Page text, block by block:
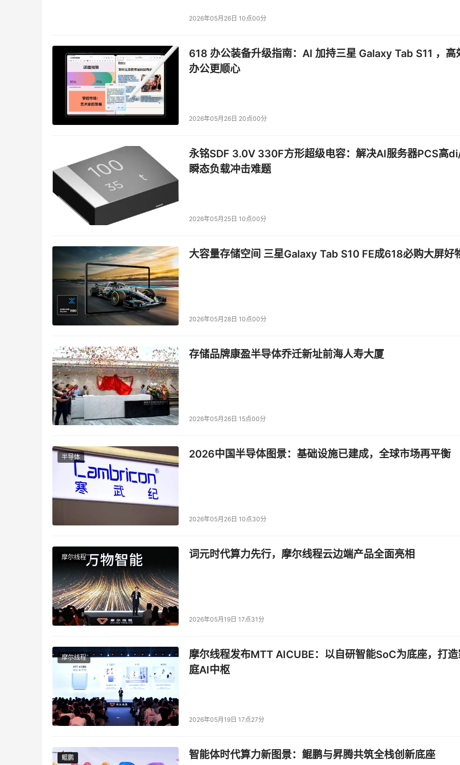
马斯克看上的AI新风向
AI编程正在推动一场深刻的软件开发范式革命。它的未来是更自主、更协同、更懂上下文的，其影响将超越程序员
体，向“平民化”发展。
巨大的市场潜力与明确的付费意愿
：AI编程被广泛认为是当前人工智能领域最有用、用户最愿意付费且增长最快
用方向之一。东吴证券的分析报告甚至测算其催生的增量市场规模在2030年可能高达150亿美元。对于大厂而言
是一个明确且高速增长的黄金赛道。
重塑软件生产关系，构建生态护城河
过提供主导性的AI编程工具，大厂可以：
深刻绑定开发者生态：工具的使用习惯会培养开发者的忠诚度，进而带动其云平台、计算框架、API服务等其
产品的使用。
掌控软件开发流程的入口：就像移动互联网时代的操作系统一样，谁掌握了开发环境，谁就掌握了生态的制高
点。
吸收最宝贵的反馈数据：开发者使用AI编程工具产生的交互数据是优化模型和产品最宝贵的燃料，形成“模型-
追求内在的研发效能革命：像Meta这样的公司，其CEO宣布计划在2025年广泛采用AI编写代码，是因为AI现已达
可以编写相当于中级工程师水平代码的能力。这背后是对研发效能极致的追求。通过AI大幅提升内部开发效率、降
成本和加速迭代，本身就能带来巨大的商业优势。
为AGI（通用人工智能）探路：编程活动具有很强的逻辑性、创造性和复杂性，
域，加速通用人工智能的到来。
三、大厂AI编程领域的布局
厂商
微软/GitHub
借助IDE市场优势（特别是VS
Anthropic Claude Code
“自主团队”级别的使用体验。
谷歌
强调速度和经济性，适用于高频编
2026年05月26日 10点00分
618 办公装备升级指南：AI 加持三星 Galaxy Tab S11 ，高
办公更顺心
2026年05月26日 20点00分
永铭SDF 3.0V 330F方形超级电容：解决AI服务器PCS高
瞬态负载冲击难题
2026年05月25日 10点00分
大容量存储空间 三星Galaxy Tab S10 FE成618必购大屏好
2026年05月28日 10点00分
存储品牌康盈半导体乔迁新址前海人寿大厦
2026年05月26日 15点00分
半导体 2026中国半导体图景：基础设施已建成，全球市场再平衡
2026年05月26日 10点30分
摩尔线程 词元时代算力先行，摩尔线程云边端产品全面亮相
2026年05月19日 17点31分
摩尔线程
摩尔线程发布MTT AICUBE：以自研智能SoC为底座，打
庭AI中枢
2026年05月19日 17点27分
鲲鹏
鲲鹏 智能体时代算力新图景：鲲鹏与昇腾共筑全栈创新底座